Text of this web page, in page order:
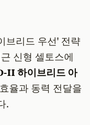
브리드 우선' 전략
신형 셀토스에
II 하이브리드 아
율과 동력 전달을
.